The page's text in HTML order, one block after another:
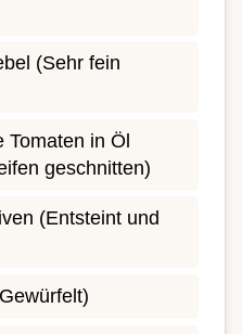
(Sehr fein
Tomaten in Öl
geschnitten)
(Entsteint und